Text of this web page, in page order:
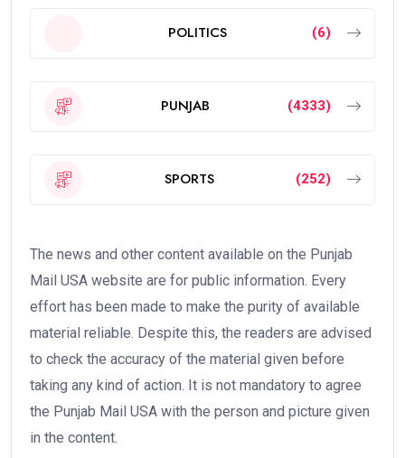
POLITICS (6)
PUNJAB (4333)
SPORTS (252)
The news and other content available on the Punjab
Mail USA website are for public information. Every
effort has been made to make the purity of available
material reliable. Despite this, the readers are advised
to check the accuracy of the material given before
taking any kind of action. It is not mandatory to agree
the Punjab Mail USA with the person and picture given
in the content.